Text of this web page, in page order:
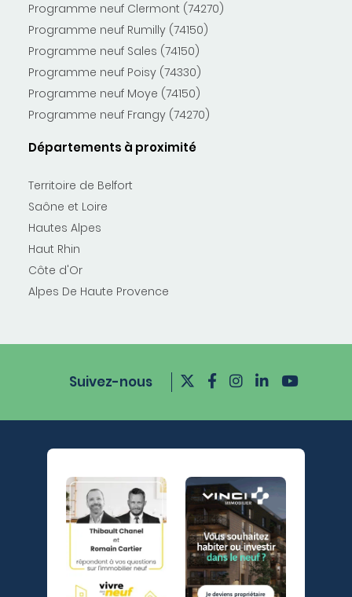
Programme neuf Clermont (74270)
Programme neuf Rumilly (74150)
Programme neuf Sales (74150)
Programme neuf Poisy (74330)
Programme neuf Moye (74150)
Programme neuf Frangy (74270)
Départements à proximité
Territoire de Belfort
Saône et Loire
Hautes Alpes
Haut Rhin
Côte d'Or
Alpes De Haute Provence
Suivez-nous